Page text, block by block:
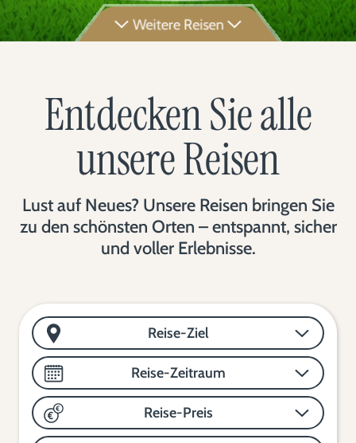
Weitere Reisen
Entdecken Sie alle
unsere Reisen
Lust auf Neues? Unsere Reisen bringen Sie
zu den schönsten Orten – entspannt, sicher
und voller Erlebnisse.
Reise-Ziel
Reise-Zeitraum
Reise-Preis